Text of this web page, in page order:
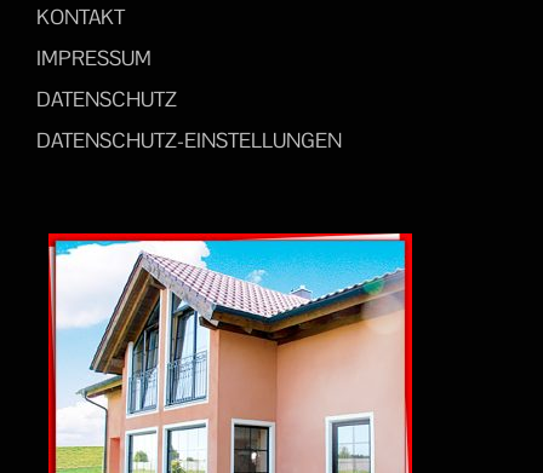
KONTAKT
IMPRESSUM
DATENSCHUTZ
DATENSCHUTZ-EINSTELLUNGEN